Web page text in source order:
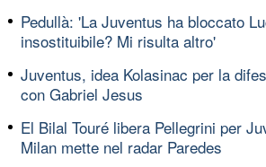
Pedullà: 'La Juventus ha bloccato
insostituibile? Mi risulta altro'
Juventus, idea Kolasinac per la
con Gabriel Jesus
El Bilal Touré libera Pellegrini per
Milan mette nel radar Paredes